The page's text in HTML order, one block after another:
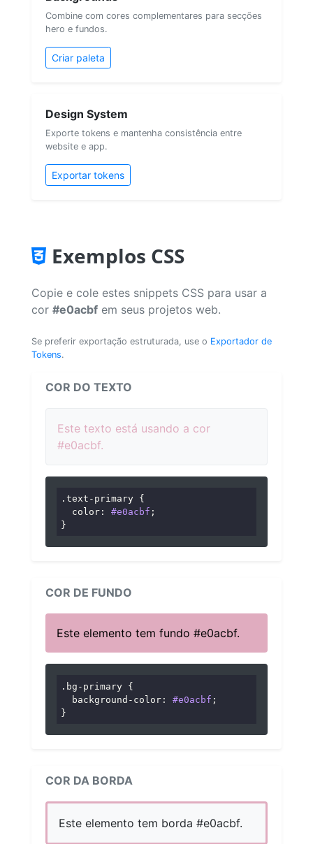
Combine com cores complementares para secções
hero e fundos.
Criar paleta
Design System
Exporte tokens e mantenha consistência entre
website e app.
Exportar tokens
Exemplos CSS
Copie e cole estes snippets CSS para usar a
cor #e0acbf em seus projetos web.
Se preferir exportação estruturada, use o Exportador de
Tokens.
COR DO TEXTO
Este texto está usando a cor
#e0acbf.
.text-primary {
color : #e0acbf ;
}
COR DE FUNDO
Este elemento tem fundo #e0acbf.
.bg-primary {
background-color : #e0acbf ;
}
COR DA BORDA
Este elemento tem borda #e0acbf.